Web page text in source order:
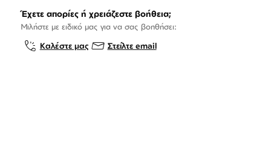
Έχετε απορίες ή χρειάζεστε βοήθεια;
Μιλήστε με ειδικό μας για να σας βοηθήσει:
Καλέστε μας Στείλτε email